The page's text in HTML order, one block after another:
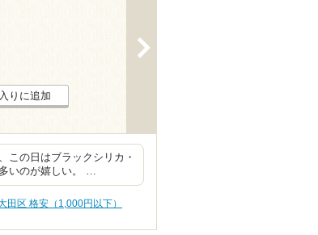
りに追加
この日はブラックシリカ・
いのが嬉しい。 …
田区 格安（1,000円以下）